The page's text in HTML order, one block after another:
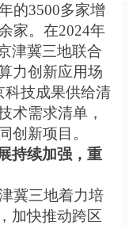
的3500多家增
家。在2024年
津冀三地联合
力创新应用场
科技成果供给清
术需求清单，
创新项目。
持续加强，重
冀三地着力培
加快推动跨区